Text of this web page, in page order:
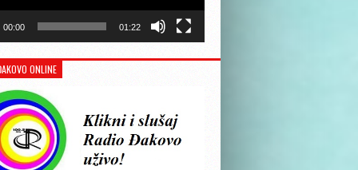
00:00 01:22
ONLINE